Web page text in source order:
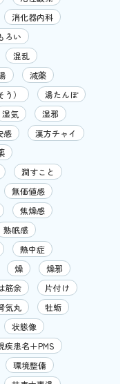
消化器内科
ろい
混乱
減薬
）
湯たんぽ
湿気
湿邪
感
漢方チャイ
潤すこと
無価値感
焦燥感
熟眠感
熱中症
燥
燥邪
筋余
片付け
気丸
牡蛎
状態像
疾患名＋PMS
環境整備